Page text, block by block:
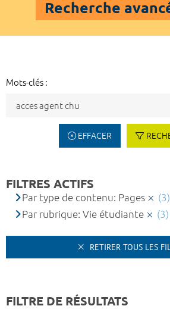
Recherche
Mots-clés :
EFFACER
FILTRES ACTIFS
Par type de contenu: Pages
(3)
Par rubrique: Vie étudiante
(3)
RETIRER TOUS LES
FILTRE DE RÉSULTATS